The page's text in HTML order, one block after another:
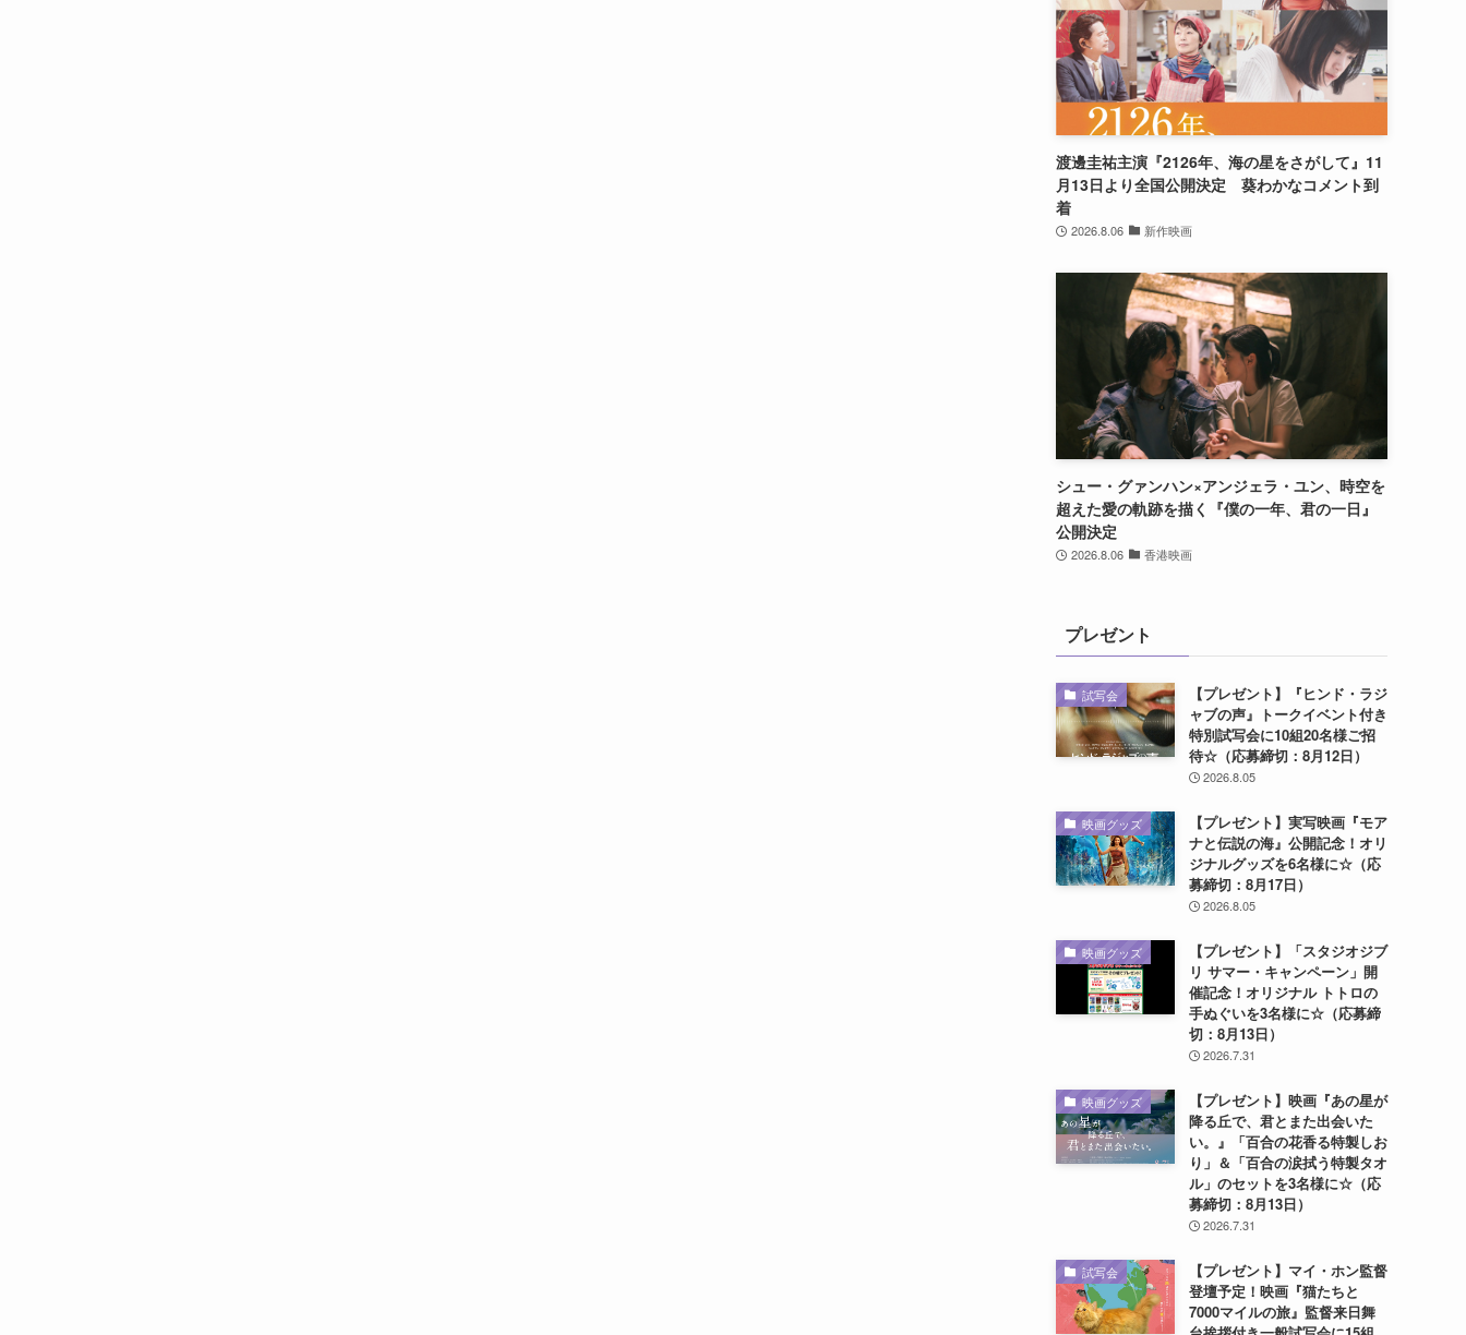
渡邊圭祐主演『2126年、海の星をさがして』11
月13日より全国公開決定 葵わかなコメント到
着
2026.8.06 新作映画
シュー・グァンハン×アンジェラ・ユン、時空を
超えた愛の軌跡を描く『僕の一年、君の一日』
公開決定
2026.8.06 香港映画
プレゼント
試写会
【プレゼント】『ヒンド・ラジ
ャブの声』トークイベント付き
特別試写会に10組20名様ご招
待☆（応募締切：8月12日）
2026.8.05
映画グッズ
【プレゼント】実写映画『モア
ナと伝説の海』公開記念！オリ
ジナルグッズを6名様に☆（応
募締切：8月17日）
2026.8.05
映画グッズ
【プレゼント】「スタジオジブ
リ サマー・キャンペーン」開
催記念！オリジナル トトロの
手ぬぐいを3名様に☆（応募締
切：8月13日）
2026.7.31
映画グッズ
【プレゼント】映画『あの星が
降る丘で、君とまた出会いた
い。』「百合の花香る特製しお
り」＆「百合の涙拭う特製タオ
ル」のセットを3名様に☆（応
募締切：8月13日）
2026.7.31
試写会
【プレゼント】マイ・ホン監督
登壇予定！映画『猫たちと
7000マイルの旅』監督来日舞